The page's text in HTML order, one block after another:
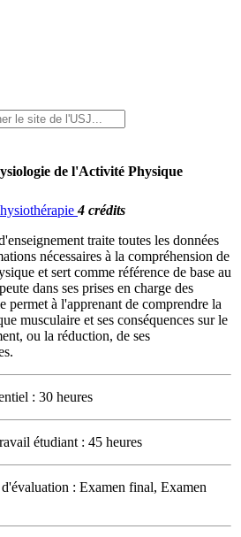
de l'Activité Physique
4 crédits
traite toutes les données
nécessaires à la compréhension de
et sert comme référence de base au
dans ses prises en charge des
permet à l'apprenant de comprendre la
musculaire et ses conséquences sur le
ou la réduction, de ses
: 30 heures
étudiant : 45 heures
: Examen final, Examen